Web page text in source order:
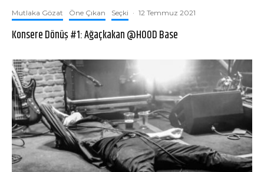
Mutlaka Gözat Öne Çıkan Seçki · 12 Temmuz 2021
Konsere Dönüş #1: Ağaçkakan @HOOD Base